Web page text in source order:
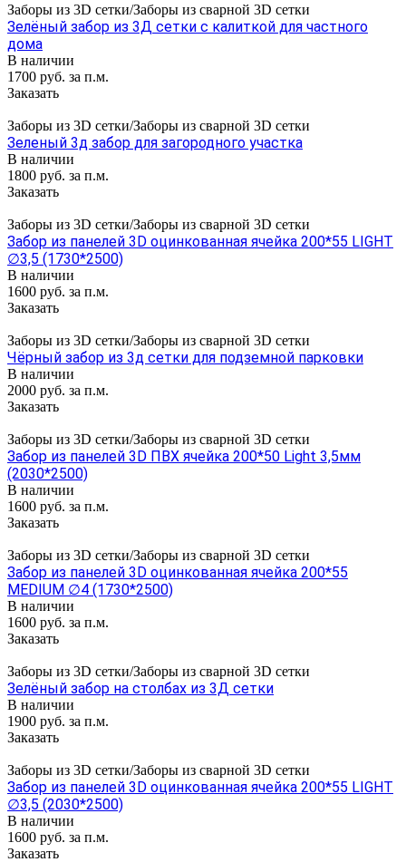
Заборы из 3D сетки/Заборы из сварной 3D сетки
Зелёный забор из 3Д сетки с калиткой для частного
дома
В наличии
1700 руб. за п.м.
Заказать
Заборы из 3D сетки/Заборы из сварной 3D сетки
Зеленый 3д забор для загородного участка
В наличии
1800 руб. за п.м.
Заказать
Заборы из 3D сетки/Заборы из сварной 3D сетки
Забор из панелей 3D оцинкованная ячейка 200*55 LIGHT
∅3,5 (1730*2500)
В наличии
1600 руб. за п.м.
Заказать
Заборы из 3D сетки/Заборы из сварной 3D сетки
Чёрный забор из 3д сетки для подземной парковки
В наличии
2000 руб. за п.м.
Заказать
Заборы из 3D сетки/Заборы из сварной 3D сетки
Забор из панелей 3D ПВХ ячейка 200*50 Light 3,5мм
(2030*2500)
В наличии
1600 руб. за п.м.
Заказать
Заборы из 3D сетки/Заборы из сварной 3D сетки
Забор из панелей 3D оцинкованная ячейка 200*55
MEDIUM ∅4 (1730*2500)
В наличии
1600 руб. за п.м.
Заказать
Заборы из 3D сетки/Заборы из сварной 3D сетки
Зелёный забор на столбах из 3Д сетки
В наличии
1900 руб. за п.м.
Заказать
Заборы из 3D сетки/Заборы из сварной 3D сетки
Забор из панелей 3D оцинкованная ячейка 200*55 LIGHT
∅3,5 (2030*2500)
В наличии
1600 руб. за п.м.
Заказать